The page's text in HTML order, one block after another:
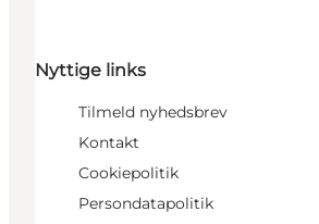
Nyttige links
Tilmeld nyhedsbrev
Kontakt
Cookiepolitik
Persondatapolitik